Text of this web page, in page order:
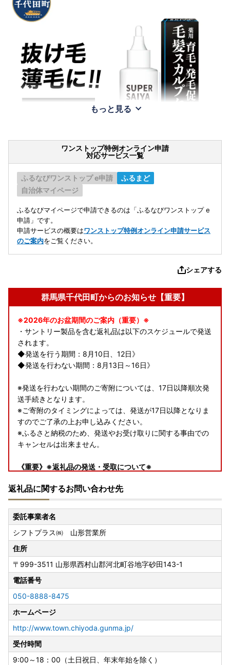
もっと見る
ワンストップ特例オンライン申請
対応サービス一覧
ふるなびワンストップ e申請
ふるまど
自治体マイページ
ふるなびマイページで申請できるのは「ふるなびワンストップ e
申請」です。
申請サービスの概要はワンストップ特例オンライン申請サービス
のご案内をご覧ください。
シェアする
群馬県千代田町からのお知らせ【重要】
※2026年のお盆期間のご案内（重要）※
・サントリー製品を含む返礼品は以下のスケジュールで発送
されます。
◆発送を行う期間：8月10日、12日》
◆発送を行わない期間：8月13日～16日》
※発送を行わない期間のご寄附については、17日以降順次発
送手続きとなります。
※ご寄附のタイミングによっては、発送が17日以降となりま
すのでご了承の上お申し込みください。
※ふるさと納税のため、発送やお受け取りに関する事由での
キャンセルは出来ません。
《重要》※返礼品の発送・受取について※
る場合がございます。
・発送は、事業元での準備ができ次第順次発送開始となりま
すので、日時指定ご希望の場合は配送業者へ直接お問い合わ
せください。
・連休中にお受け取りいただけず返送となった場合の再送は
行えませんのでご了承ください。
※お申込みの前に必ずご確認ください※
■寄付の申込について
・寄附者様のご都合による寄附申込のキャンセルや返礼品の
変更等は出来ませんのであらかじめご了承ください。
・配送先や名義変更があった場合は、至急お問合せ先までご
連絡いただけますようお願いいたします。
※保管期限切れ等で受け取れなかった場合の再送等は行えま
せん。
返礼品に関するお問い合わせ先
委託事業者名
シフトプラス㈱ 山形営業所
住所
〒999-3511 山形県西村山郡河北町谷地字砂田143-1
電話番号
050-8888-8475
ホームページ
http://www.town.chiyoda.gunma.jp/
受付時間
9:00～18：00（土日祝日、年末年始を除く）